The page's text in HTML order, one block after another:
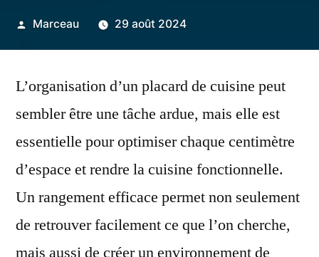
Publié
Marceau 29 août 2024
L’organisation d’un placard de cuisine peut
sembler être une tâche ardue, mais elle est
essentielle pour optimiser chaque centimètre
d’espace et rendre la cuisine fonctionnelle.
Un rangement efficace permet non seulement
de retrouver facilement ce que l’on cherche,
mais aussi de créer un environnement de